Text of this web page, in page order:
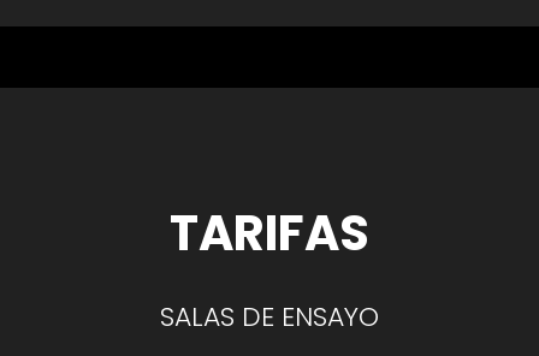
TARIFAS
SALAS DE ENSAYO